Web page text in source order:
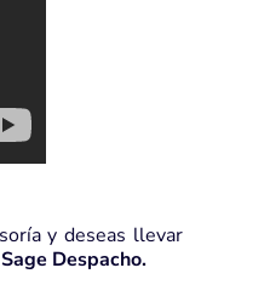
y deseas llevar
Sage Despacho.